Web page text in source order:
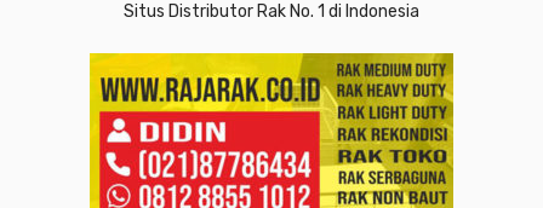
Situs Distributor Rak No. 1 di Indonesia